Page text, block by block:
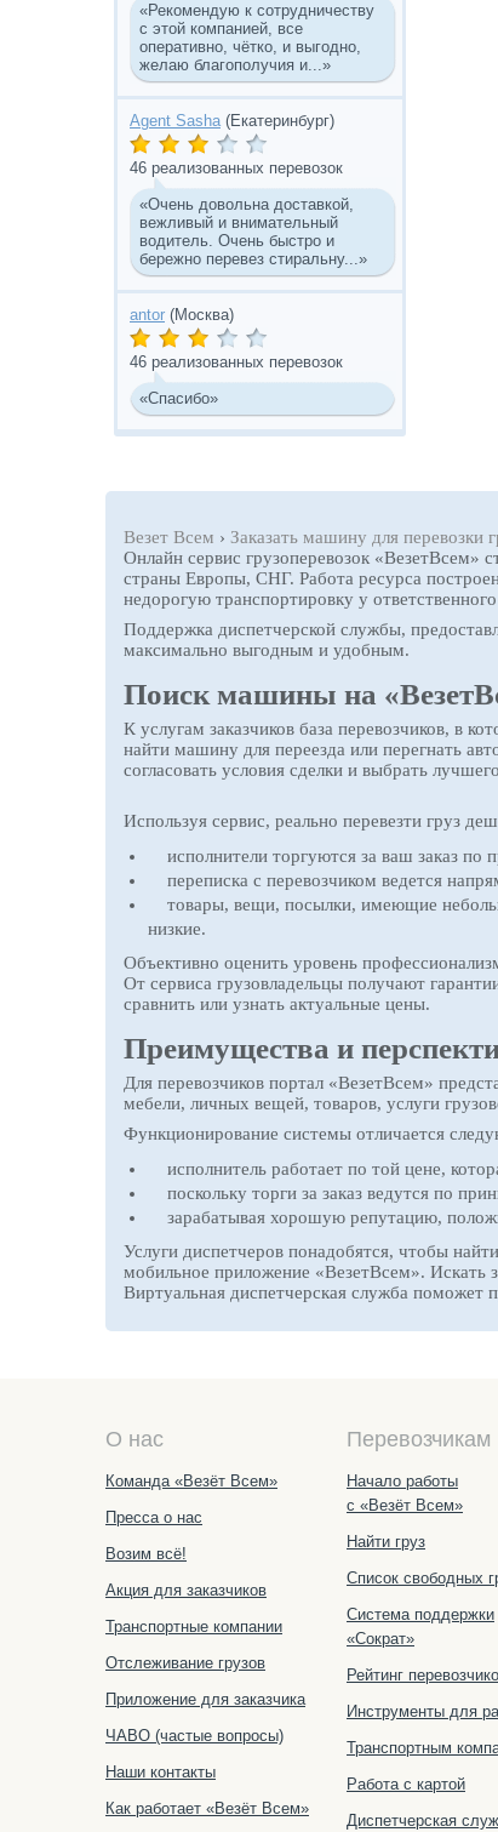
«Рекомендую к сотрудничеству
с этой компанией, все
оперативно, чётко, и выгодно,
желаю благополучия и...»
Agent Sasha(Екатеринбург)
46 реализованных перевозок
«Очень довольна доставкой,
вежливый и внимательный
водитель. Очень быстро и
бережно перевез стиральну...»
antor (Москва)
46 реализованных перевозок
«Спасибо»
Везет Всем › Заказать машину для перевозки
Онлайн сервис грузоперевозок
страны Европы, СНГ. Работа ресурса
недорогую транспортировку у
Поддержка диспетчерской службы,
максимально выгодным и удобным.
Поиск машины на
К услугам заказчиков база перевозчиков, в
найти машину для переезда или перегнать
согласовать условия сделки и выбрать
Используя сервис, реально перевезти груз
исполнители торгуются за ваш заказ по
переписка с перевозчиком ведется
товары, вещи, посылки, имеющие
низкие.
Объективно оценить уровень
От сервиса грузовладельцы получают
сравнить или узнать актуальные цены.
Преимущества и
Для перевозчиков портал «ВезетВсем»
мебели, личных вещей, товаров, услуги
Функционирование системы отличается
исполнитель работает по той цене,
поскольку торги за заказ ведутся по
зарабатывая хорошую репутацию,
Услуги диспетчеров понадобятся, чтобы
мобильное приложение «ВезетВсем».
Виртуальная диспетчерская служба поможет
О нас
Команда «Везёт Всем»
Пресса о нас
Возим всё!
Акция для заказчиков
Транспортные компании
Отслеживание грузов
Приложение для заказчика
ЧАВО (частые вопросы)
Наши контакты
Как работает «Везёт Всем»
Перевозчикам
Начало работы
с «Везёт Всем»
Найти груз
Список свободных
Система поддержки
«Сократ»
Рейтинг
Инструменты для
Транспортным
Работа с картой
Диспетчерская